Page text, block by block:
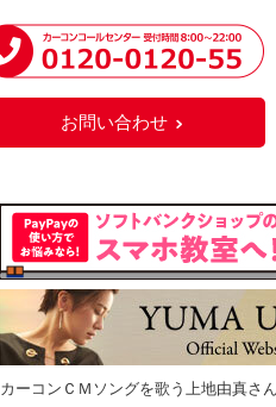
お問い合わせ
カーコンＣＭソングを歌う上地由真さ